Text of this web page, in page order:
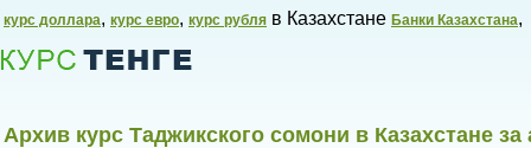
курс доллара, курс евро, курс рубля в Казахстане Банки Казахстана,
Архив курс Таджикского сомони в Казахстане за